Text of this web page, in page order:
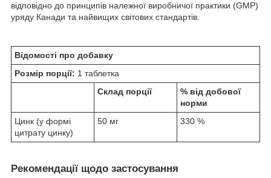
відповідно до принципів належної виробничої практики (GMP)
уряду Канади та найвищих світових стандартів.
Відомості про добавку
Розмір порції: 1 таблетка
Склад порції
% від добової
норми
Цинк (у формі
цитрату цинку)
50 мг 330 %
Рекомендації щодо застосування